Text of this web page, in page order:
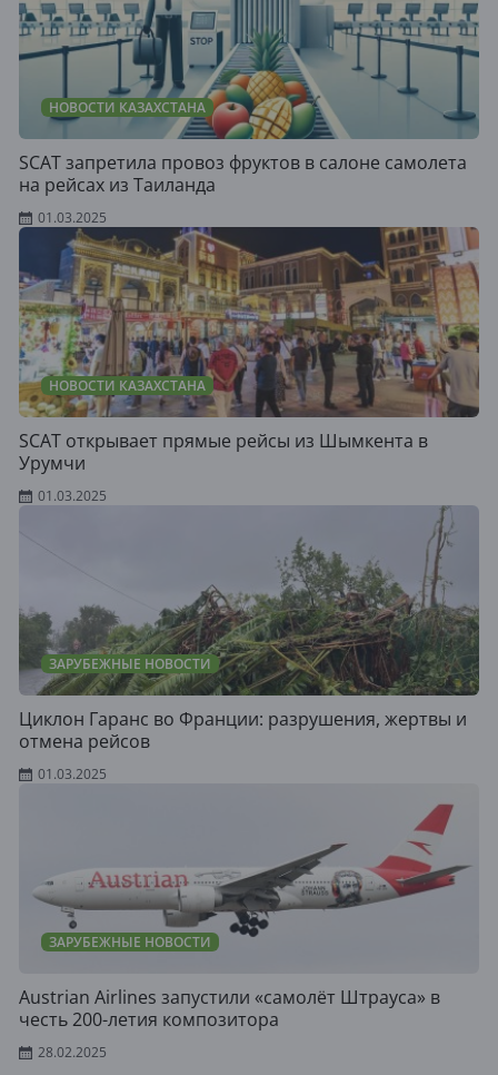
НОВОСТИ КАЗАХСТАНА
SCAT запретила провоз фруктов в салоне самолета
на рейсах из Таиланда
01.03.2025
НОВОСТИ КАЗАХСТАНА
SCAT открывает прямые рейсы из Шымкента в
Урумчи
01.03.2025
ЗАРУБЕЖНЫЕ НОВОСТИ
Циклон Гаранс во Франции: разрушения, жертвы и
отмена рейсов
01.03.2025
ЗАРУБЕЖНЫЕ НОВОСТИ
Austrian Airlines запустили «самолёт Штрауса» в
честь 200-летия композитора
28.02.2025